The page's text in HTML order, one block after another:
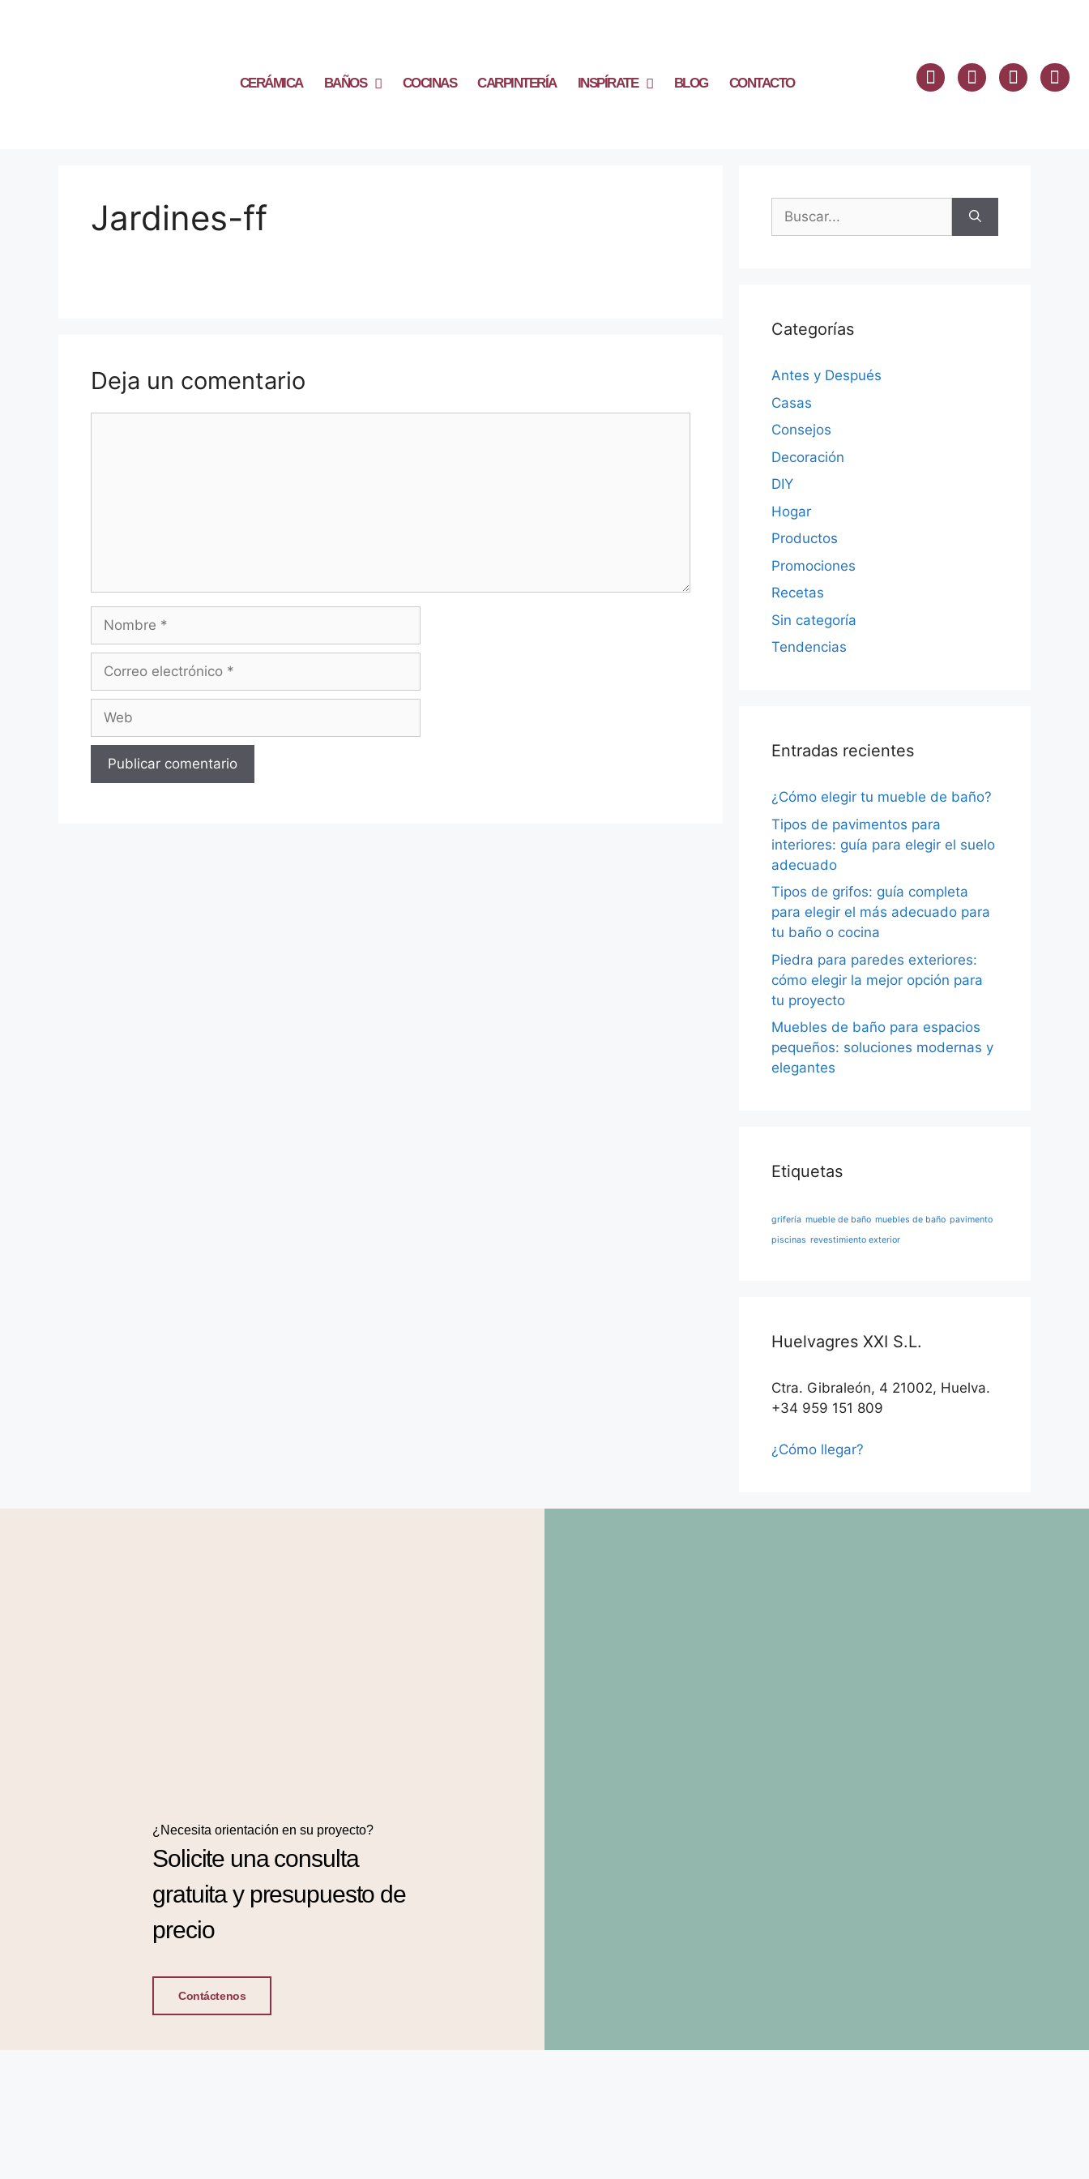
CERÁMICA BAÑOS COCINAS CARPINTERÍA INSPÍRATE BLOG CONTACTO
Jardines-ff
Deja un comentario
Categorías
Antes y Después
Casas
Consejos
Decoración
DIY
Hogar
Productos
Promociones
Recetas
Sin categoría
Tendencias
Entradas recientes
¿Cómo elegir tu mueble de baño?
Tipos de pavimentos para
interiores: guía para elegir el suelo
adecuado
Tipos de grifos: guía completa
para elegir el más adecuado para
tu baño o cocina
Piedra para paredes exteriores:
cómo elegir la mejor opción para
tu proyecto
Muebles de baño para espacios
pequeños: soluciones modernas y
elegantes
Etiquetas
grifería mueble de baño muebles de baño pavimento
piscinas revestimiento exterior
Huelvagres XXI S.L.
Ctra. Gibraleón, 4 21002, Huelva.
+34 959 151 809
¿Cómo llegar?
¿Necesita orientación en su proyecto?
Solicite una consulta
gratuita y presupuesto de
precio
Contáctenos